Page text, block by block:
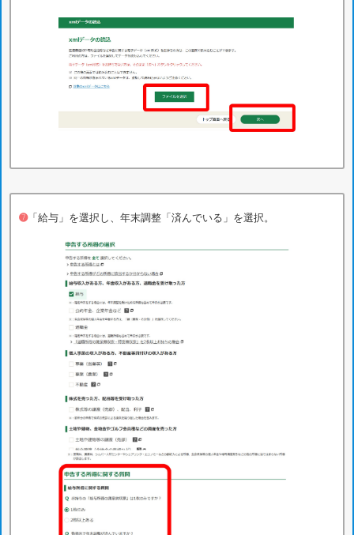
➐「給与」を選択し、年末調整「済んでいる」を選択。